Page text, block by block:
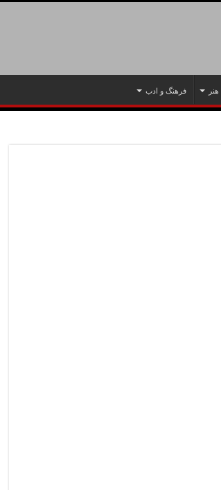
هنر فرهنگ و ادب